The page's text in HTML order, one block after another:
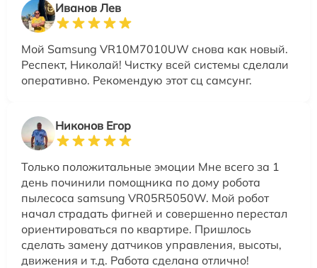
Иванов Лев
Мой Samsung VR10M7010UW снова как новый.
Реcпект, Николай! Чистку всей системы сделали
оперативно. Рекомендую этот сц самсунг.
Никонов Егор
Только положитальные эмоции Мне всего за 1
день починили помощника по дому робота
пылесоса samsung VR05R5050W. Мой робот
начал страдать фигней и совершенно перестал
ориентироваться по квартире. Пришлось
сделать замену датчиков управления, высоты,
движения и т.д. Работа сделана отлично!